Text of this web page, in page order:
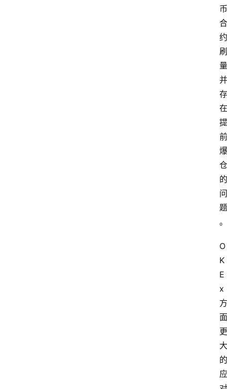
币
合
约
刷
量
并
存
在
提
前
爆
仓
的
问
题
。
O
K
E
x
方
面
更
大
的
应